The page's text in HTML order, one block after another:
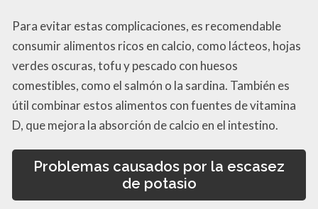
Para evitar estas complicaciones, es recomendable
consumir alimentos ricos en calcio, como lácteos, hojas
verdes oscuras, tofu y pescado con huesos
comestibles, como el salmón o la sardina. También es
útil combinar estos alimentos con fuentes de vitamina
D, que mejora la absorción de calcio en el intestino.
Problemas causados por la escasez
de potasio